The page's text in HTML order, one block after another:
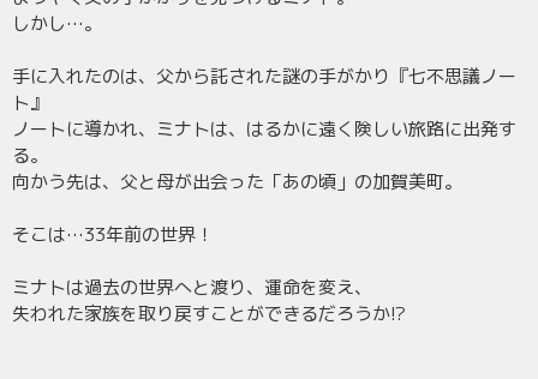
しかし…。
手に入れたのは、父から託された謎の手がかり『七不思議ノー
ト』
ノートに導かれ、ミナトは、はるかに遠く険しい旅路に出発す
る。
向かう先は、父と母が出会った「あの頃」の加賀美町。
そこは…33年前の世界！
ミナトは過去の世界へと渡り、運命を変え、
失われた家族を取り戻すことができるだろうか!?